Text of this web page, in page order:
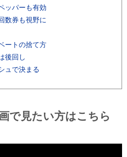
ッパーも有効
数券も視野に
ートの捨て方
後回し
ュで決まる
で見たい方はこちら